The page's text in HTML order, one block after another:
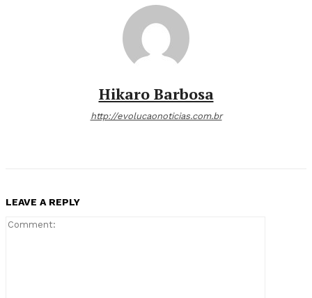
Hikaro Barbosa
http://evolucaonoticias.com.br
LEAVE A REPLY